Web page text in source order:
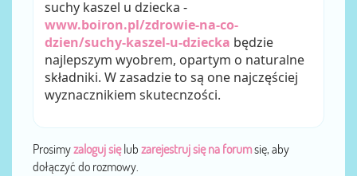
suchy kaszel u dziecka -
www.boiron.pl/zdrowie-na-co-
dzien/suchy-kaszel-u-dziecka będzie
najlepszym wyobrem, opartym o naturalne
składniki. W zasadzie to są one najczęściej
wyznacznikiem skutecnzości.
Prosimyzaloguj sięlub zarejestruj się na forumsię, aby
dołączyć do rozmowy.